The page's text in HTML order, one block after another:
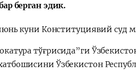
берган эдик.
куни Конституциявий
тўғрисида”ги
Ўзбекистон